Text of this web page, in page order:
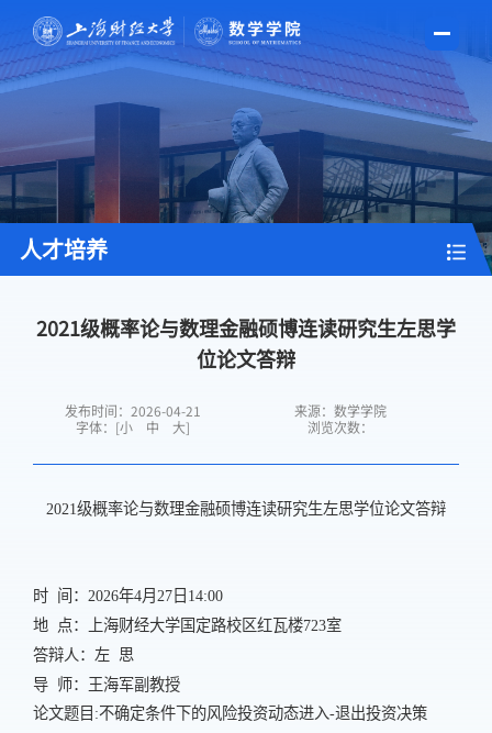
人才培养
2021级概率论与数理金融硕博连读研究生左思学
位论文答辩
发布时间：2026-04-21
来源：数学学院
字体：[小 中 大] 浏览次数：
2021级概率论与数理金融硕博连读研究生左思学位论文答辩
时 间： 2026年4月 27日 14:00
地 点：上海财经大学国定路校区红瓦楼723室
答辩人： 左 思
导 师： 王海军副教授
论文题目 :不确定条件下的风险投资动态进入-退出投资决策